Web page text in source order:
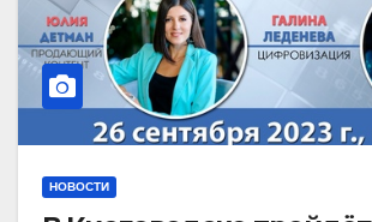
НОВОСТИ